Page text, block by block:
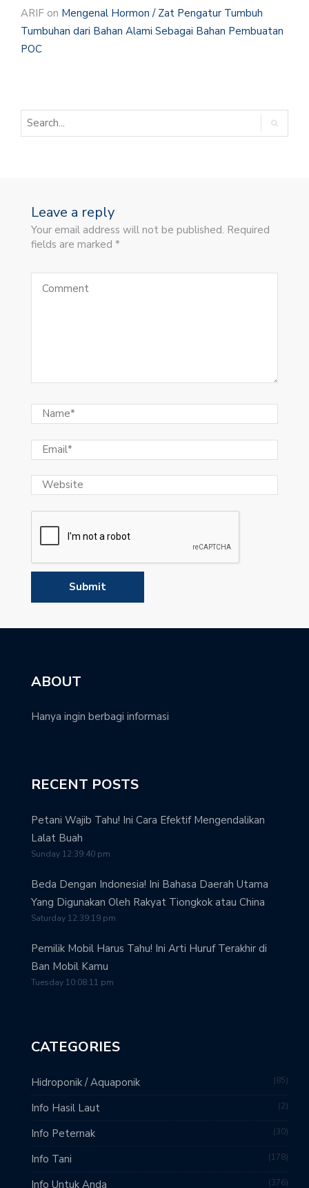
ARIF on Mengenal Hormon / Zat Pengatur Tumbuh
Tumbuhan dari Bahan Alami Sebagai Bahan Pembuatan
POC
Leave a reply
Your email address will not be published. Required
fields are marked *
ABOUT
Hanya ingin berbagi informasi
RECENT POSTS
Petani Wajib Tahu! Ini Cara Efektif Mengendalikan
Lalat Buah
Sunday 12:39:40 pm
Beda Dengan Indonesia! Ini Bahasa Daerah Utama
Yang Digunakan Oleh Rakyat Tiongkok atau China
Saturday 12:39:19 pm
Pemilik Mobil Harus Tahu! Ini Arti Huruf Terakhir di
Ban Mobil Kamu
Tuesday 10:08:11 pm
CATEGORIES
Hidroponik / Aquaponik 85
Info Hasil Laut 2
Info Peternak 30
Info Tani 178
Info Untuk Anda 376